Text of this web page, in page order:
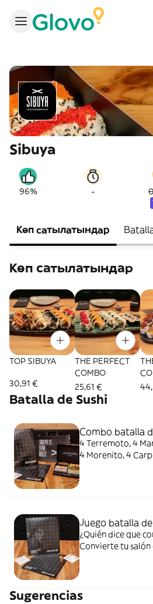
Sibuya
96% -
Көп сатылатындар
Көп сатылатындар
TOP SIBUYA
30,91 €
THE PERFECT
COMBO
25,61 €
Batalla de Sushi
Combo batalla
4 Terremoto, 4
4 Morenito, 4
Juego batalla
¿Quién dice que
Convierte tu salón
juegues con tu
Sugerencias